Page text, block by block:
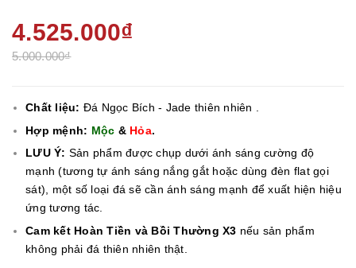
4.525.000₫
5.000.000₫
Chất liệu: Đá Ngọc Bích - Jade thiên nhiên .
Hợp mệnh: Mộc & Hỏa.
LƯU Ý: Sản phẩm được chụp dưới ánh sáng cường độ
mạnh (tương tự ánh sáng nắng gắt hoặc dùng đèn flat gọi
sát), một số loại đá sẽ cần ánh sáng mạnh để xuất hiện hiệu
ứng tương tác.
Cam kết Hoàn Tiền và Bồi Thường X3 nếu sản phẩm
không phải đá thiên nhiên thật.